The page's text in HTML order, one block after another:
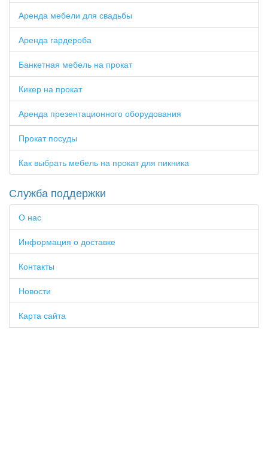
Аренда мебели для свадьбы
Аренда гардероба
Банкетная мебель на прокат
Кикер на прокат
Аренда презентационного оборудования
Прокат посуды
Как выбрать мебель на прокат для пикника
Служба поддержки
О нас
Информация о доставке
Контакты
Новости
Карта сайта